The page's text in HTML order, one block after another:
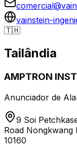
vainstein-
🇹🇭
Tailândia
AMPTRON
Anunciador de
9 Soi
Road
10160